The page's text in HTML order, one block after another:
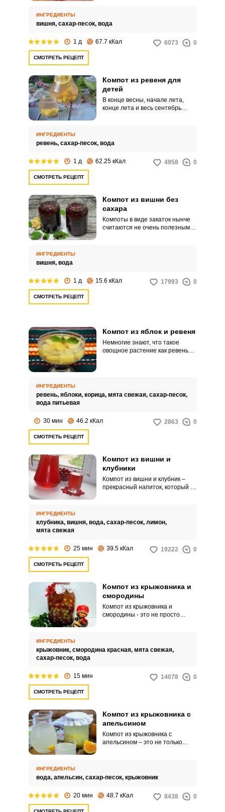
ИНГРЕДИЕНТЫ
вишня, сахар-песок, вода
1 д 67.7 кКал 6073 0
СМОТРЕТЬ РЕЦЕПТ
Компот из ревеня для
детей
В конце весны, начале лета,
конце лета и весь сентябрь
здоровья детей, к тому же, они
любят кисло-сладкий вкус таких
ИНГРЕДИЕНТЫ
ревень, сахар-песок, вода
1 д 62.25 кКал 4958 0
СМОТРЕТЬ РЕЦЕПТ
Компот из вишни без
сахара
Компоты в виде закаток нынче
считаются не очень полезными,
песка.
ИНГРЕДИЕНТЫ
вишня, вода
1 д 15.6 кКал 17993 0
СМОТРЕТЬ РЕЦЕПТ
Компот из яблок и ревеня
Немногие знают, что такое
овощное растение как ревень
растения, в котором
ИНГРЕДИЕНТЫ
ревень, яблоки, корица, мята свежая, сахар-песок,
вода питьевая
30 мин 46.2 кКал 2863 0
СМОТРЕТЬ РЕЦЕПТ
Компот из вишни и
клубники
Компот из вишни и клубник –
прекрасный напиток, который в
витаминами, имеет приятный
вкус и аромат, а главное –этот
времени – даже холодными
о теплом лете.
ИНГРЕДИЕНТЫ
клубника, вишня, вода, сахар-песок, лимон,
мята свежая
25 мин 39.5 кКал 19222 0
СМОТРЕТЬ РЕЦЕПТ
Компот из крыжовника и
смородины
Компот из крыжовника и
смородины - это не просто
ИНГРЕДИЕНТЫ
крыжовник, смородина красная, мята свежая,
сахар-песок, вода
15 мин 14078 0
СМОТРЕТЬ РЕЦЕПТ
Компот из крыжовника с
апельсином
Компот из крыжовника с
апельсином – это не только
напиток славится содержанием
большого количества
приготовить его проще
ИНГРЕДИЕНТЫ
вода, апельсин, сахар-песок, крыжовник
20 мин 48.7 кКал 8438 0